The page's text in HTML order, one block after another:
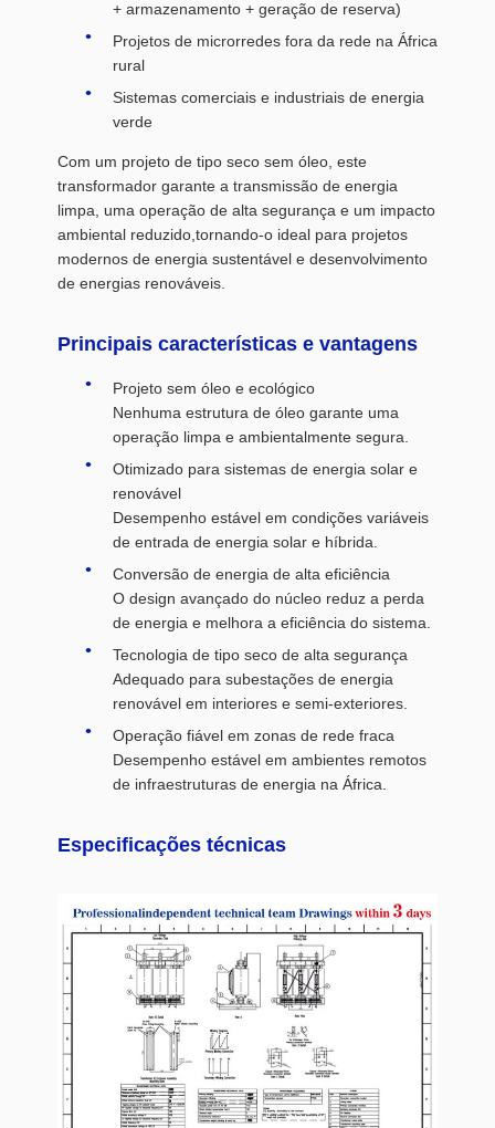
+ armazenamento + geração de reserva)
Projetos de microrredes fora da rede na África
rural
Sistemas comerciais e industriais de energia
verde
Com um projeto de tipo seco sem óleo, este
transformador garante a transmissão de energia
limpa, uma operação de alta segurança e um impacto
ambiental reduzido,tornando-o ideal para projetos
modernos de energia sustentável e desenvolvimento
de energias renováveis.
Principais características e vantagens
Projeto sem óleo e ecológico
Nenhuma estrutura de óleo garante uma
operação limpa e ambientalmente segura.
Otimizado para sistemas de energia solar e
renovável
Desempenho estável em condições variáveis
de entrada de energia solar e híbrida.
Conversão de energia de alta eficiência
O design avançado do núcleo reduz a perda
de energia e melhora a eficiência do sistema.
Tecnologia de tipo seco de alta segurança
Adequado para subestações de energia
renovável em interiores e semi-exteriores.
Operação fiável em zonas de rede fraca
Desempenho estável em ambientes remotos
de infraestruturas de energia na África.
Especificações técnicas